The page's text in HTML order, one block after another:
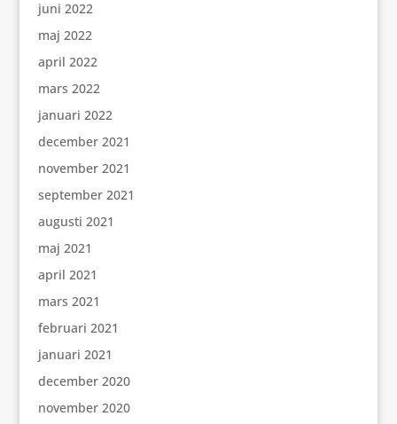
juni 2022
maj 2022
april 2022
mars 2022
januari 2022
december 2021
november 2021
september 2021
augusti 2021
maj 2021
april 2021
mars 2021
februari 2021
januari 2021
december 2020
november 2020